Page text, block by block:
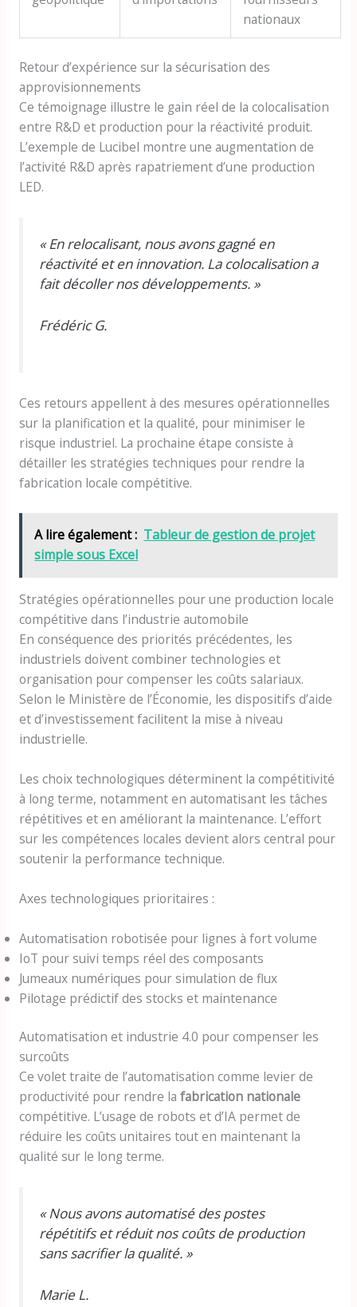
nationaux
Retour d’expérience sur la sécurisation des
approvisionnements
Ce témoignage illustre le gain réel de la colocalisation
entre R&D et production pour la réactivité produit.
L’exemple de Lucibel montre une augmentation de
l’activité R&D après rapatriement d’une production
LED.
« En relocalisant, nous avons gagné en
réactivité et en innovation. La colocalisation a
fait décoller nos développements. »
Frédéric G.
Ces retours appellent à des mesures opérationnelles
sur la planification et la qualité, pour minimiser le
risque industriel. La prochaine étape consiste à
détailler les stratégies techniques pour rendre la
fabrication locale compétitive.
A lire également : Tableur de gestion de projet
simple sous Excel
Stratégies opérationnelles pour une production locale
compétitive dans l’industrie automobile
En conséquence des priorités précédentes, les
industriels doivent combiner technologies et
organisation pour compenser les coûts salariaux.
Selon le Ministère de l’Économie, les dispositifs d’aide
et d’investissement facilitent la mise à niveau
industrielle.
Les choix technologiques déterminent la compétitivité
à long terme, notamment en automatisant les tâches
répétitives et en améliorant la maintenance. L’effort
sur les compétences locales devient alors central pour
soutenir la performance technique.
Axes technologiques prioritaires :
Automatisation robotisée pour lignes à fort volume
IoT pour suivi temps réel des composants
Jumeaux numériques pour simulation de flux
Pilotage prédictif des stocks et maintenance
Automatisation et industrie 4.0 pour compenser les
surcoûts
Ce volet traite de l’automatisation comme levier de
productivité pour rendre la fabrication nationale
compétitive. L’usage de robots et d’IA permet de
réduire les coûts unitaires tout en maintenant la
qualité sur le long terme.
« Nous avons automatisé des postes
répétitifs et réduit nos coûts de production
sans sacrifier la qualité. »
Marie L.